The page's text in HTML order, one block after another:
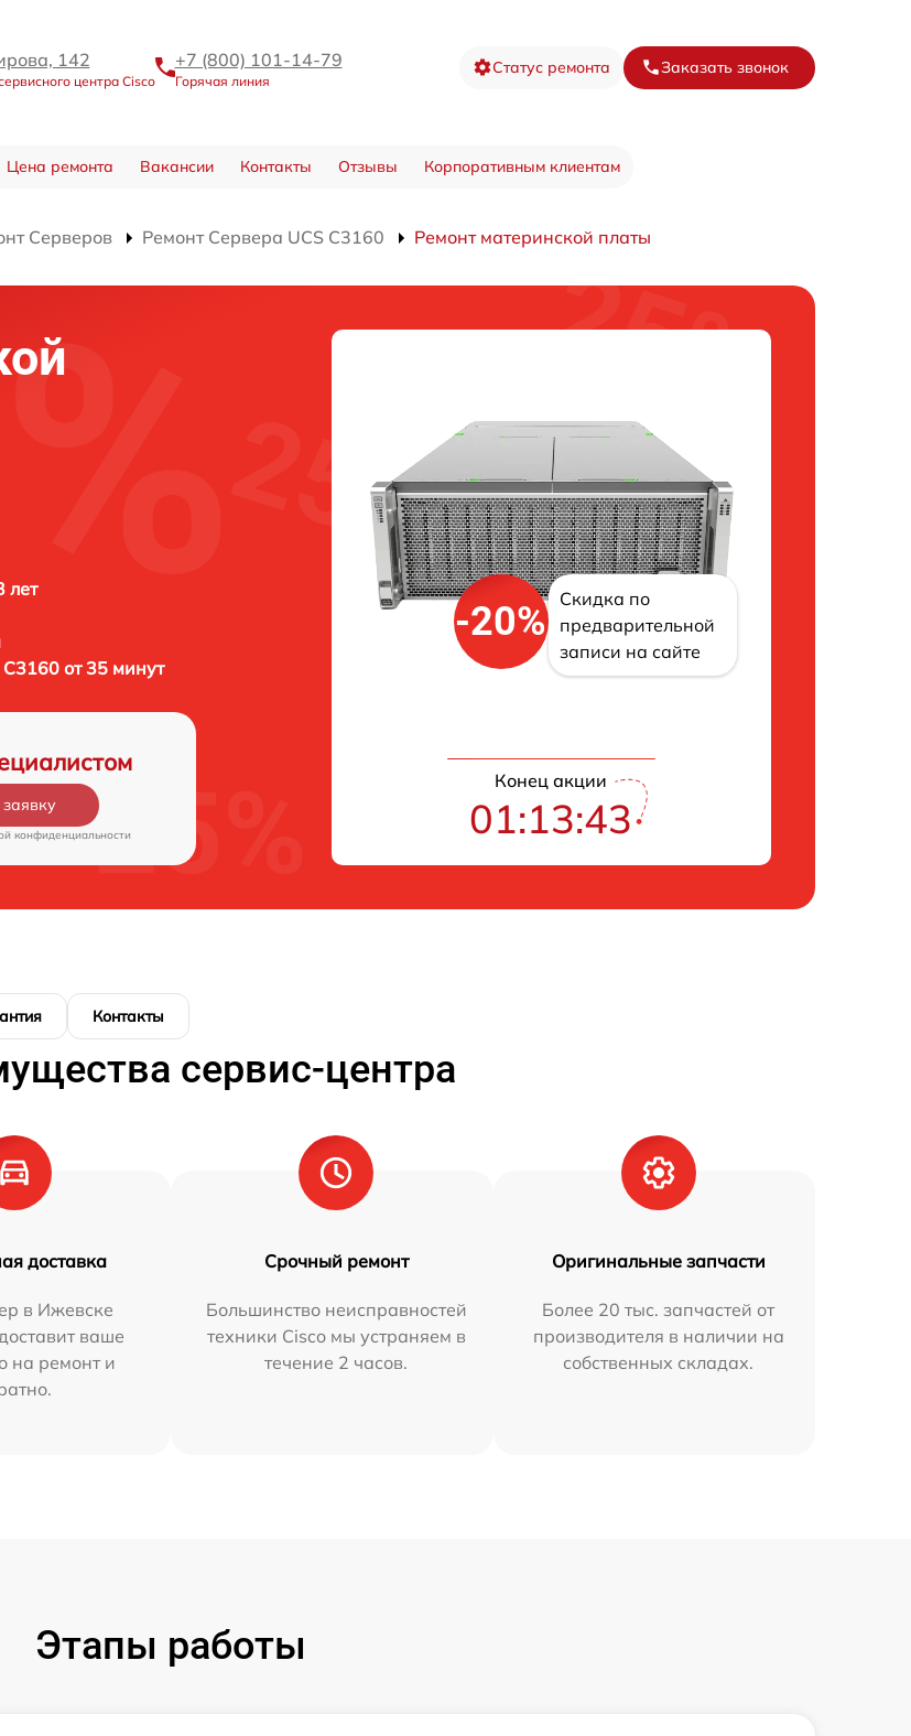
142
центра Cisco
+7 (800) 101-14-79
Горячая линия
Статус ремонта Заказать звонок
Цена ремонта Вакансии Контакты Отзывы Корпоративным клиентам
Серверов Ремонт Сервера UCS C3160 Ремонт материнской платы
лет
C3160 от 35 минут
конфиденциальности
-20%
Скидка по
предварительной
записи на сайте
Конец акции
01:13:43
Контакты
сервис-центра
доставка
в Ижевске
ваше
на ремонт и
Срочный ремонт
Большинство неисправностей
техники Cisco мы устраняем в
течение 2 часов.
Оригинальные запчасти
Более 20 тыс. запчастей от
производителя в наличии на
собственных складах.
Этапы работы